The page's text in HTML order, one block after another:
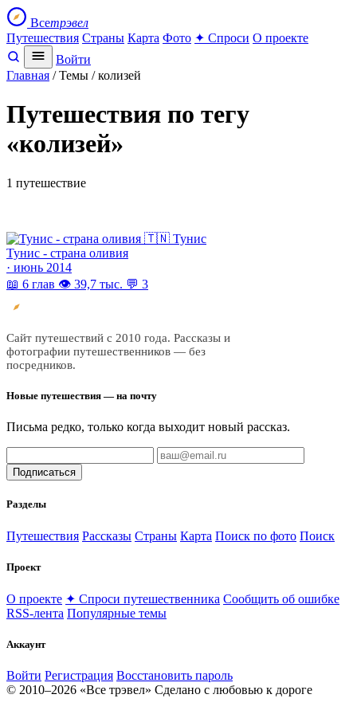
Всетрэвел
Путешествия Страны Карта Фото ✦ Спроси О проекте
Войти
Главная / Темы / колизей
Путешествия по тегу
«колизей»
1 путешествие
🇹🇳 Тунис
Тунис - страна оливия
· июнь 2014
📖 6 глав 👁 39,7 тыс. 💬 3
Сайт путешествий с 2010 года. Рассказы и
фотографии путешественников — без
посредников.
Новые путешествия — на почту
Письма редко, только когда выходит новый рассказ.
Подписаться
Разделы
Путешествия Рассказы Страны Карта Поиск по фото Поиск
Проект
О проекте ✦ Спроси путешественника Сообщить об ошибке
RSS-лента Популярные темы
Аккаунт
Войти Регистрация Восстановить пароль
© 2010–2026 «Все трэвел» Сделано с любовью к дороге